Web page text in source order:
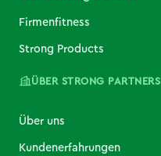
Firmenfitness
Strong Products
ÜBER STRONG PARTNERS
Über uns
Kundenerfahrungen